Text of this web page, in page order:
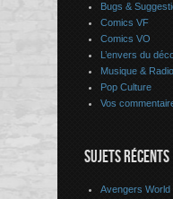
Bugs &
Comics VF
Comics VO
L’envers du
Musique & Radio
Pop Culture
Vos
SUJETS RÉCENTS
Avengers World